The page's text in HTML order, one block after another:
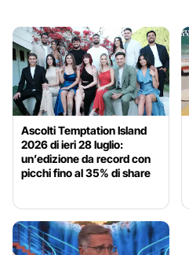
Ascolti Temptation Island
2026 di ieri 28 luglio:
un’edizione da record con
picchi fino al 35% di share